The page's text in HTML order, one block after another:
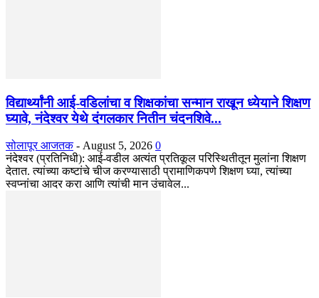
विद्यार्थ्यांनी आई-वडिलांचा व शिक्षकांचा सन्मान राखून ध्येयाने शिक्षण
घ्यावे, नंदेश्वर येथे दंगलकार नितीन चंदनशिवे...
सोलापूर आजतक - August 5, 2026 0
नंदेश्वर (प्रतिनिधी): आई-वडील अत्यंत प्रतिकूल परिस्थितीतून मुलांना शिक्षण
देतात. त्यांच्या कष्टांचे चीज करण्यासाठी प्रामाणिकपणे शिक्षण घ्या, त्यांच्या
स्वप्नांचा आदर करा आणि त्यांची मान उंचावेल...